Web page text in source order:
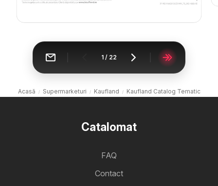
1 / 22
Acasă Supermarketuri Kaufland Kaufland Catalog Tematic
Catalomat
FAQ
Contact